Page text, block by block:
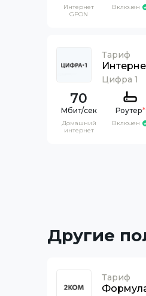
Интернет
GPON
Включен
Тариф
Цифра 1
70
Домашний
интернет
Роутер*
Включен
Другие
Тариф